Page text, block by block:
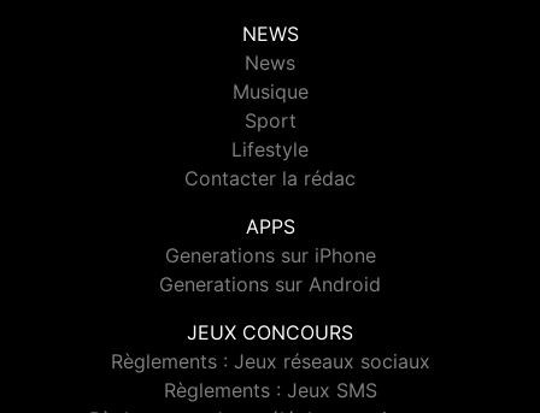
NEWS
News
Musique
Sport
Lifestyle
Contacter la rédac
APPS
Generations sur iPhone
Generations sur Android
JEUX CONCOURS
Règlements : Jeux réseaux sociaux
Règlements : Jeux SMS